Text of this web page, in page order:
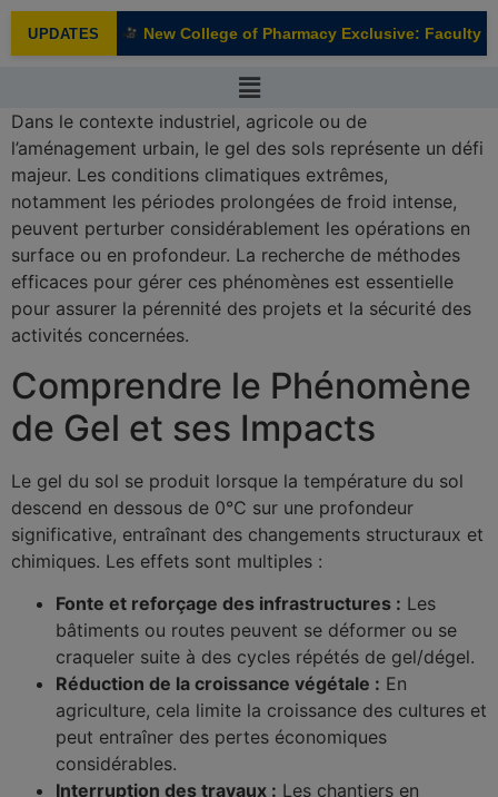
UPDATES
NEW New College of Pharmacy Exclusive: Faculty
Dans le contexte industriel, agricole ou de
l’aménagement urbain, le gel des sols représente un défi
majeur. Les conditions climatiques extrêmes,
notamment les périodes prolongées de froid intense,
peuvent perturber considérablement les opérations en
surface ou en profondeur. La recherche de méthodes
efficaces pour gérer ces phénomènes est essentielle
pour assurer la pérennité des projets et la sécurité des
activités concernées.
Comprendre le Phénomène
de Gel et ses Impacts
Le gel du sol se produit lorsque la température du sol
descend en dessous de 0°C sur une profondeur
significative, entraînant des changements structuraux et
chimiques. Les effets sont multiples :
Fonte et reforçage des infrastructures : Les
bâtiments ou routes peuvent se déformer ou se
craqueler suite à des cycles répétés de gel/dégel.
Réduction de la croissance végétale : En
agriculture, cela limite la croissance des cultures et
peut entraîner des pertes économiques
considérables.
Interruption des travaux : Les chantiers en
modal-check